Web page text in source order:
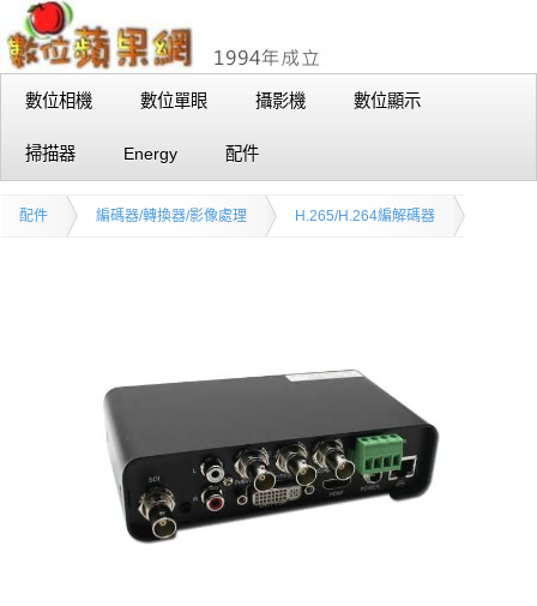
數位相機 數位單眼 攝影機 數位顯示
掃描器 Energy 配件
配件 編碼器/轉換器/影像處理 H.265/H.264編解碼器